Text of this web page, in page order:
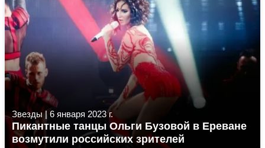
Звезды| 6 января 2023 г.
Пикантные танцы Ольги Бузовой в Ереване
возмутили российских зрителей